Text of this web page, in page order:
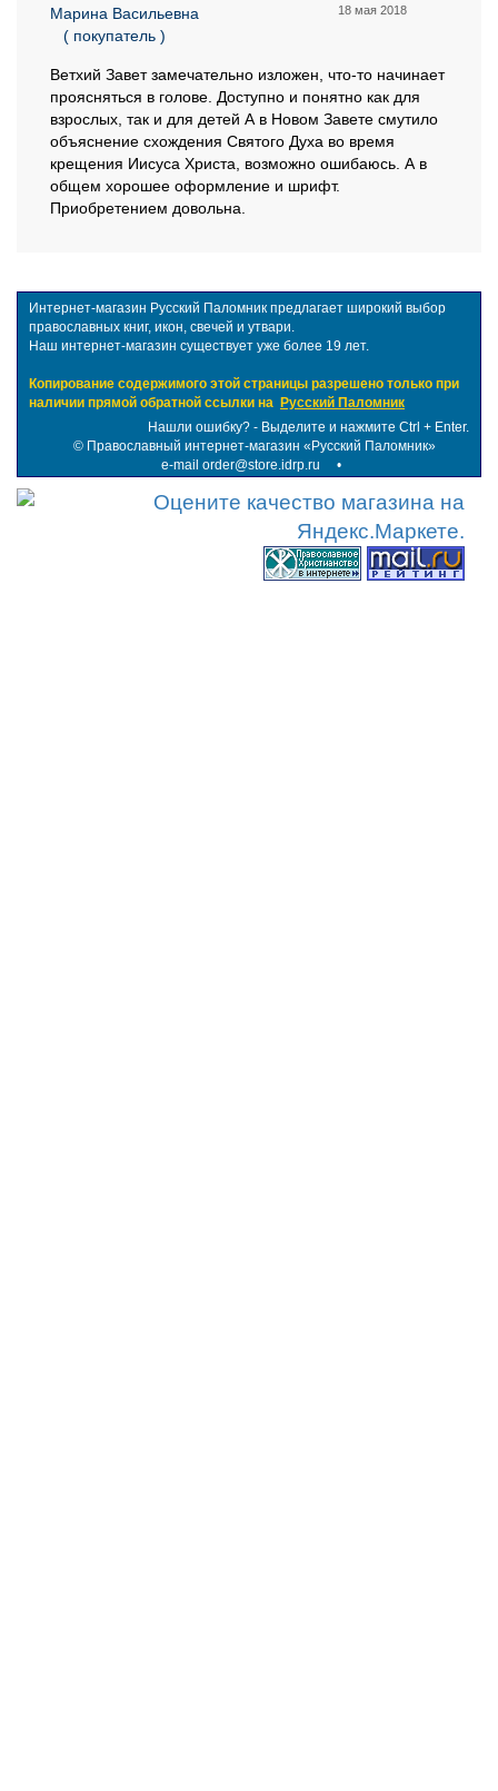
Марина Васильевна
( покупатель )
18 мая 2018
Ветхий Завет замечательно изложен, что-то начинает
проясняться в голове. Доступно и понятно как для
взрослых, так и для детей А в Новом Завете смутило
объяснение схождения Святого Духа во время
крещения Иисуса Христа, возможно ошибаюсь. А в
общем хорошее оформление и шрифт.
Приобретением довольна.
Интернет-магазин Русский Паломник предлагает широкий выбор
православных книг, икон, свечей и утвари.
Наш интернет-магазин существует уже более 19 лет.
Копирование содержимого этой страницы разрешено только при
наличии прямой обратной ссылки на Русский Паломник
Нашли ошибку? - Выделите и нажмите Ctrl + Enter.
© Православный интернет-магазин «Русский Паломник»
e-mail order@store.idrp.ru •